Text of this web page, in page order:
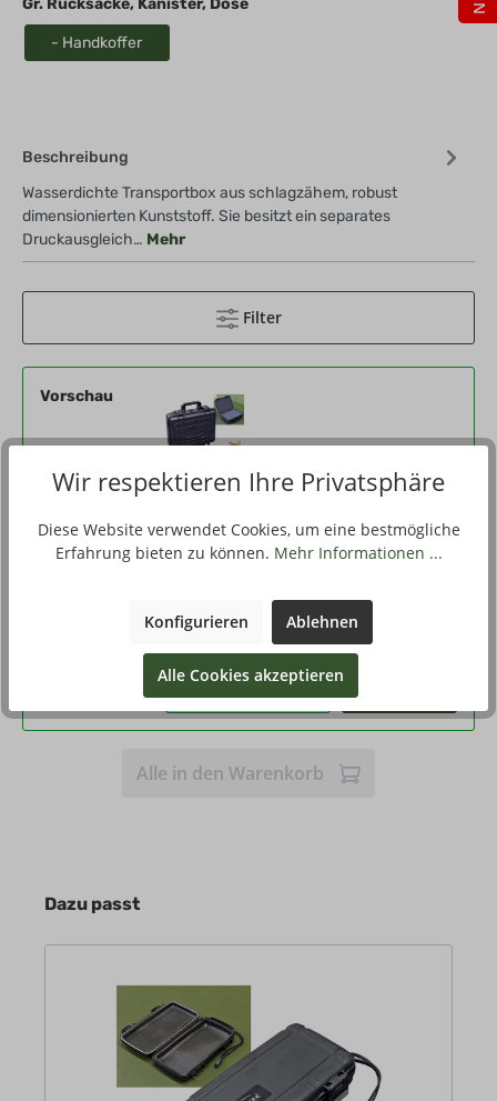
Gr. Rucksäcke, Kanister, Dose
- Handkoffer
Beschreibung
Wasserdichte Transportbox aus schlagzähem, robust
dimensionierten Kunststoff. Sie besitzt ein separates
Druckausgleich… Mehr
Filter
Vorschau
Produktnummer665812-08-000
Eigenschaften Schwarz, - Handkoffer
31,90 €*
Alle in den Warenkorb
Dazu passt
Wir respektieren Ihre Privatsphäre
Diese Website verwendet Cookies, um eine bestmögliche
Erfahrung bieten zu können. Mehr Informationen ...
Konfigurieren Ablehnen
Alle Cookies akzeptieren